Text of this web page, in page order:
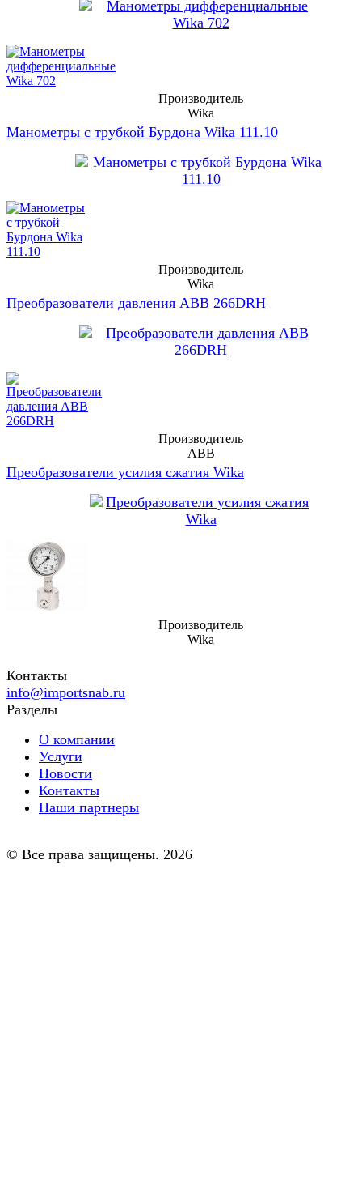
Производитель
Wika
Манометры с трубкой Бурдона Wika 111.10
Производитель
Wika
Преобразователи давления ABB 266DRH
Производитель
ABB
Преобразователи усилия сжатия Wika
Производитель
Wika
Контакты
info@importsnab.ru
Разделы
О компании
Услуги
Новости
Контакты
Наши партнеры
© Все права защищены. 2026